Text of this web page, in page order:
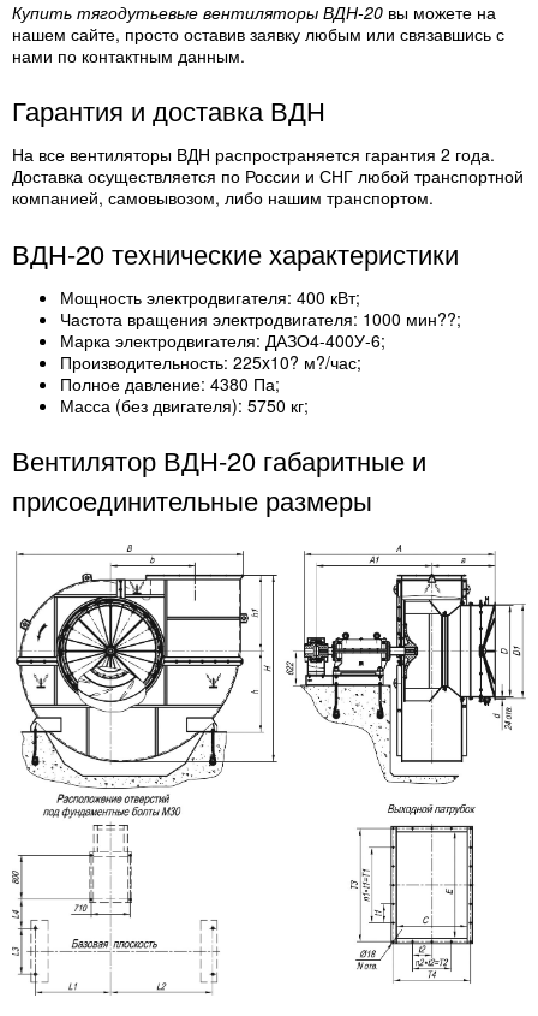
Купить тягодутьевые вентиляторы ВДН-20 вы можете на
нашем сайте, просто оставив заявку любым или связавшись с
нами по контактным данным.
Гарантия и доставка ВДН
На все вентиляторы ВДН распространяется гарантия 2 года.
Доставка осуществляется по России и СНГ любой транспортной
компанией, самовывозом, либо нашим транспортом.
ВДН-20 технические характеристики
Мощность электродвигателя: 400 кВт;
Частота вращения электродвигателя: 1000 мин??;
Марка электродвигателя: ДАЗО4-400У-6;
Производительность: 225x10? м?/час;
Полное давление: 4380 Па;
Масса (без двигателя): 5750 кг;
Вентилятор ВДН-20 габаритные и
присоединительные размеры